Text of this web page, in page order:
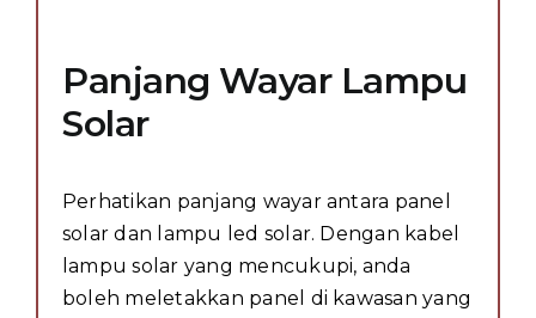
Panjang Wayar Lampu
Solar
Perhatikan panjang wayar antara panel
solar dan lampu led solar. Dengan kabel
lampu solar yang mencukupi, anda
boleh meletakkan panel di kawasan yang